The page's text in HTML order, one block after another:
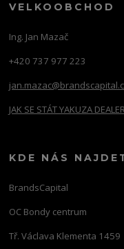
VELKOOBCHOD
Ing. Jan Mazač
+420 737 977 223
JAK SE STÁT YAKUZA
KDE NÁS
BrandsCapital
OC Bondy centrum
Tř. Václava Klementa 1459